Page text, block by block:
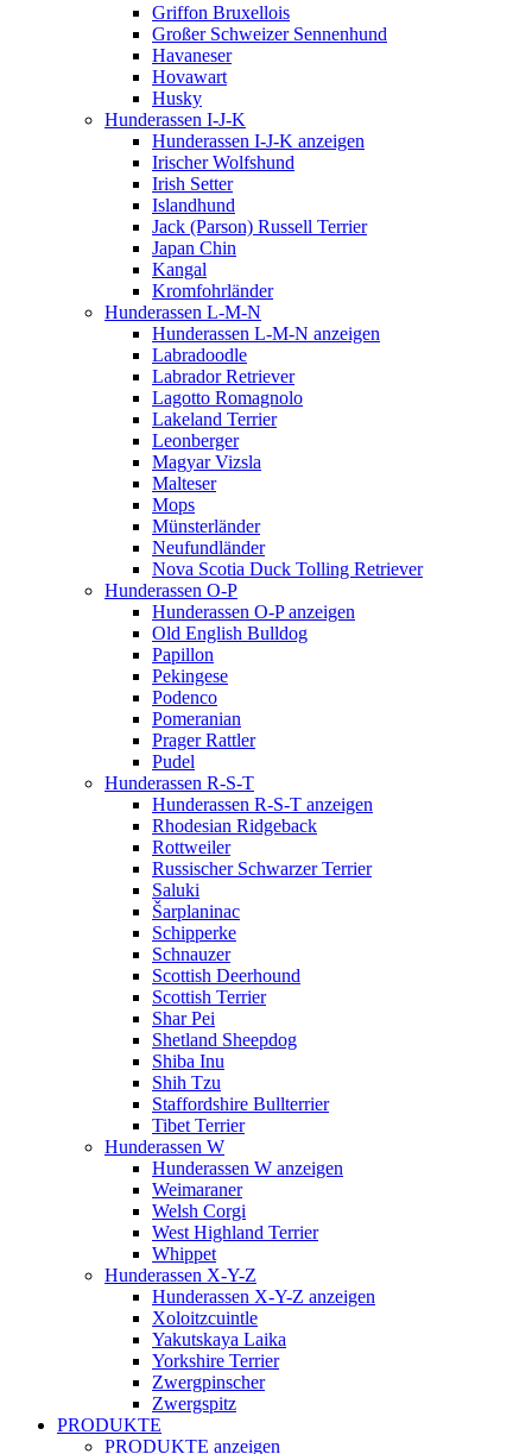
Griffon Bruxellois
Großer Schweizer Sennenhund
Havaneser
Hovawart
Husky
Hunderassen I-J-K
Hunderassen I-J-K anzeigen
Irischer Wolfshund
Irish Setter
Islandhund
Jack (Parson) Russell Terrier
Japan Chin
Kangal
Kromfohrländer
Hunderassen L-M-N
Hunderassen L-M-N anzeigen
Labradoodle
Labrador Retriever
Lagotto Romagnolo
Lakeland Terrier
Leonberger
Magyar Vizsla
Malteser
Mops
Münsterländer
Neufundländer
Nova Scotia Duck Tolling Retriever
Hunderassen O-P
Hunderassen O-P anzeigen
Old English Bulldog
Papillon
Pekingese
Podenco
Pomeranian
Prager Rattler
Pudel
Hunderassen R-S-T
Hunderassen R-S-T anzeigen
Rhodesian Ridgeback
Rottweiler
Russischer Schwarzer Terrier
Saluki
Šarplaninac
Schipperke
Schnauzer
Scottish Deerhound
Scottish Terrier
Shar Pei
Shetland Sheepdog
Shiba Inu
Shih Tzu
Staffordshire Bullterrier
Tibet Terrier
Hunderassen W
Hunderassen W anzeigen
Weimaraner
Welsh Corgi
West Highland Terrier
Whippet
Hunderassen X-Y-Z
Hunderassen X-Y-Z anzeigen
Xoloitzcuintle
Yakutskaya Laika
Yorkshire Terrier
Zwergpinscher
Zwergspitz
PRODUKTE
PRODUKTE anzeigen